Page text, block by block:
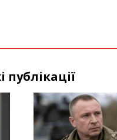
публікації